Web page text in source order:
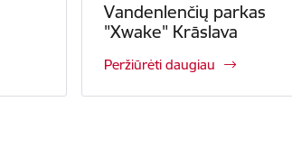
Vandenlenčių parkas
"Xwake" Krāslava
Peržiūrėti daugiau